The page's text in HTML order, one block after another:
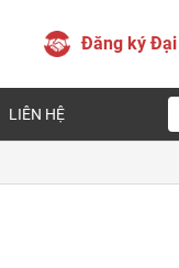
Đăng ký Đại
LIÊN HỆ